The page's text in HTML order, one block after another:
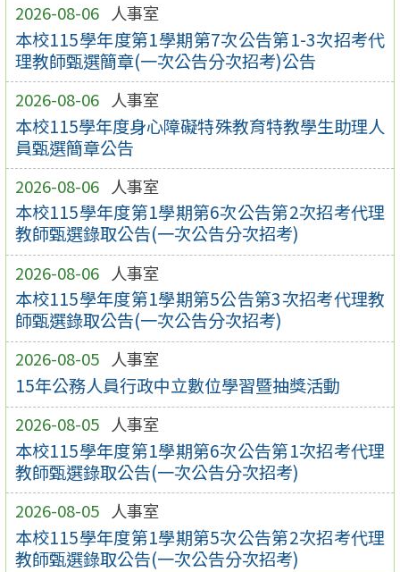
2026-08-06 人事室
本校115學年度第1學期第7次公告第1-3次招考代
理教師甄選簡章(一次公告分次招考)公告
2026-08-06 人事室
本校115學年度身心障礙特殊教育特教學生助理人
員甄選簡章公告
2026-08-06 人事室
本校115學年度第1學期第6次公告第2次招考代理
教師甄選錄取公告(一次公告分次招考)
2026-08-06 人事室
本校115學年度第1學期第5公告第3次招考代理教
師甄選錄取公告(一次公告分次招考)
2026-08-05 人事室
15年公務人員行政中立數位學習暨抽獎活動
2026-08-05 人事室
本校115學年度第1學期第6次公告第1次招考代理
教師甄選錄取公告(一次公告分次招考)
2026-08-05 人事室
本校115學年度第1學期第5次公告第2次招考代理
教師甄選錄取公告(一次公告分次招考)